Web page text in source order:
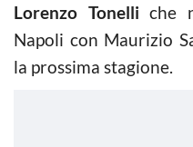
Lorenzo Tonelli che
Napoli con Maurizio
la prossima stagione.